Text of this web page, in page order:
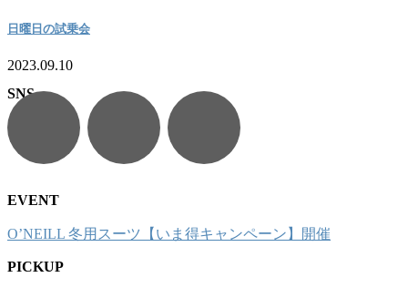
日曜日の試乗会
2023.09.10
SNS
EVENT
O’NEILL 冬用スーツ【いま得キャンペーン】開催
PICKUP